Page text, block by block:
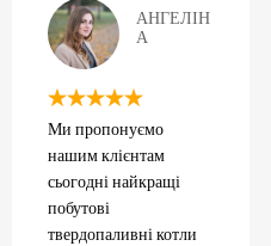
АНГЕЛІН
А
Ми пропонуємо
нашим клієнтам
сьогодні найкращі
побутові
твердопаливні котли